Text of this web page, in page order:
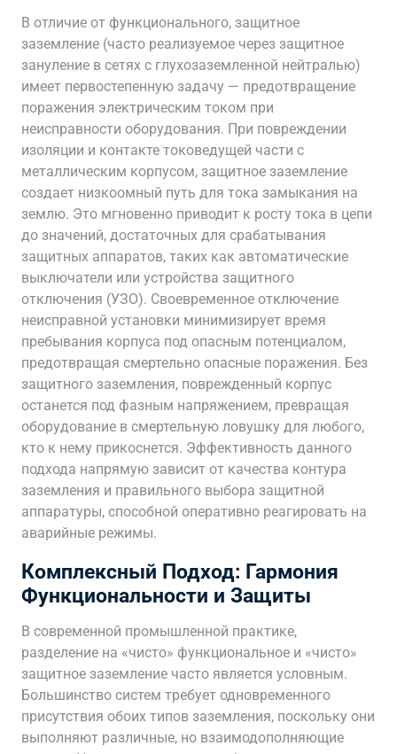
В отличие от функционального, защитное
заземление (часто реализуемое через защитное
зануление в сетях с глухозаземленной нейтралью)
имеет первостепенную задачу — предотвращение
поражения электрическим током при
неисправности оборудования. При повреждении
изоляции и контакте токоведущей части с
металлическим корпусом, защитное заземление
создает низкоомный путь для тока замыкания на
землю. Это мгновенно приводит к росту тока в цепи
до значений, достаточных для срабатывания
защитных аппаратов, таких как автоматические
выключатели или устройства защитного
отключения (УЗО). Своевременное отключение
неисправной установки минимизирует время
пребывания корпуса под опасным потенциалом,
предотвращая смертельно опасные поражения. Без
защитного заземления, поврежденный корпус
останется под фазным напряжением, превращая
оборудование в смертельную ловушку для любого,
кто к нему прикоснется. Эффективность данного
подхода напрямую зависит от качества контура
заземления и правильного выбора защитной
аппаратуры, способной оперативно реагировать на
аварийные режимы.
Комплексный Подход: Гармония
Функциональности и Защиты
В современной промышленной практике,
разделение на «чисто» функциональное и «чисто»
защитное заземление часто является условным.
Большинство систем требует одновременного
присутствия обоих типов заземления, поскольку они
выполняют различные, но взаимодополняющие